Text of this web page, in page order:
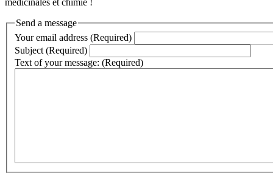
Send a message
Your email address (Required)
Subject (Required)
Text of your message: (Required)